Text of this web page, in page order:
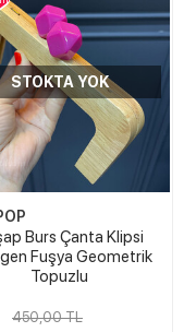
STOKTA YOK
Burs Çanta Klipsi
Fuşya Geometrik
Topuzlu
450,00 TL